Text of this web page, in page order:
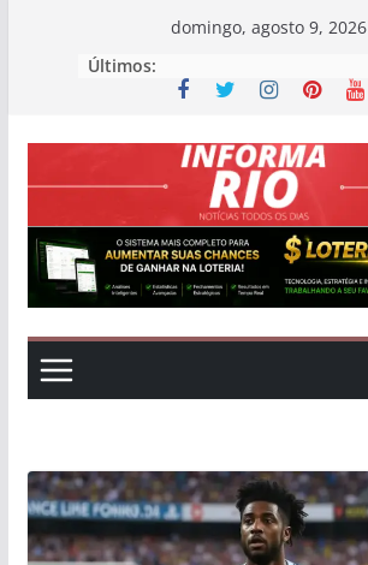
domingo, agosto 9, 2026
Últimos: